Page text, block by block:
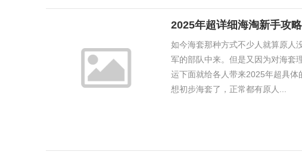
2025年超详细海淘新手攻
如今海套那种方式不少人就算原人
军的部队中来。但是又因为对海套
运下面就给各人带来2025年超具
想初步海套了，正常都有原人...